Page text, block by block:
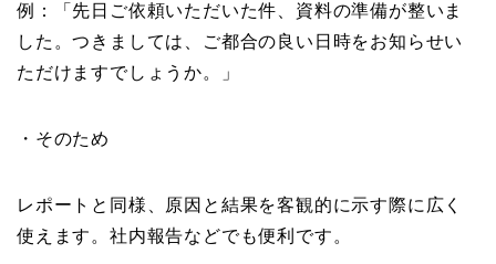
例：「先日ご依頼いただいた件、資料の準備が整いま
した。つきましては、ご都合の良い日時をお知らせい
ただけますでしょうか。」
・そのため
レポートと同様、原因と結果を客観的に示す際に広く
使えます。社内報告などでも便利です。